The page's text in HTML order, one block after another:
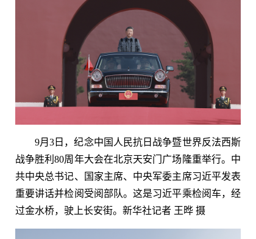
9月3日，纪念中国人民抗日战争暨世界反法西斯
战争胜利80周年大会在北京天安门广场隆重举行。中
共中央总书记、国家主席、中央军委主席习近平发表
重要讲话并检阅受阅部队。这是习近平乘检阅车，经
过金水桥，驶上长安街。新华社记者 王晔 摄